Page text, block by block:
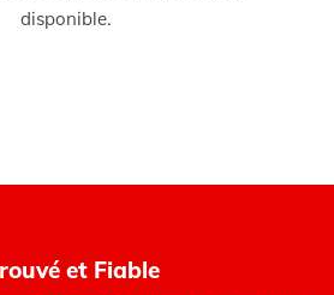
disponible.
et Fiable